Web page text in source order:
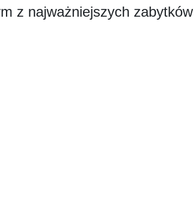
z najważniejszych zabytków